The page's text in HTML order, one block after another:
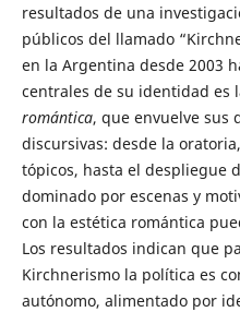
resultados de una
públicos del llamado
en la Argentina desde 2003
centrales de su identidad es
romántica, que envuelve sus
discursivas: desde la
tópicos, hasta el despliegue
dominado por escenas y
con la estética romántica
Los resultados indican que
Kirchnerismo la política es
autónomo, alimentado por